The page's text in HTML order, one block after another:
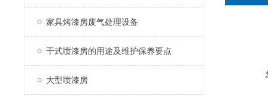
家具烤漆房废气处理设备
干式喷漆房的用途及维护保养要点
大型喷漆房